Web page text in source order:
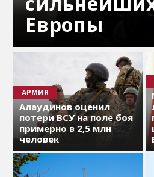
Европы
АРМИЯ
Алаудинов оценил
потери ВСУ на поле боя
примерно в 2,5 млн
человек